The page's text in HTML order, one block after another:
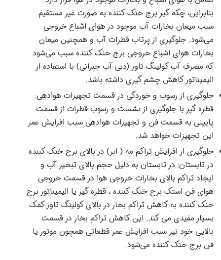
بنابراین، چکه گیر برج خنک کننده به صورت غیر مستقیم
سبب میعان بخارات آب موجود در هوای اشباع خروجی
می‌شود. جلوگیری از پرتاب قطرات آب و همچنین میعان
بخارات هوای اشباع خروجی برج خنک کننده سبب می‌شود
که مصرف آب کولینگ تاور (دبی آب جبرانی) با استفاده از
الیمیناتور کاهش چشم گیری داشته باشد.
جلوگیری از رسوب و خوردگی در قسمت تجهیزات هوادهی:
قطره گیر با جلوگیری از نشست و رسوب قطرات از قسمت
پایینی به قسمت فن و تجهیزات هوادهی سبب افزایش عمر
این تجهیزات خواهد شد.
جلوگیری از افزایش تراکم مه ( ابر) در بالای برج خنک کننده
در تابستان: در تابستان به دلیل حجم بالای تبخیر آب و
ایجاد تراکم بالای بخارات خروجی هوا در قسمت خروجی
هوای فن استک برج خنک کننده ، قطره گیر یا الیمیناتور برج
خنک کننده به کاهش تراکم بخار در بالای کولینگ تاور کمک
بسیار مفیدی می کند. این کاهش تراکم بخار در قسمت
بالایی خود نیز سبب افزایش عمر قطعاتی همچون موتور یا
فن برج خنک کننده می‌شود.